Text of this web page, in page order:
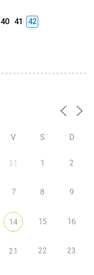
40 41 42
V S D
31 1 2
7 8 9
14 15 16
21 22 23